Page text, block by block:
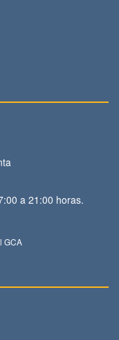
a 21:00 horas.
GCA